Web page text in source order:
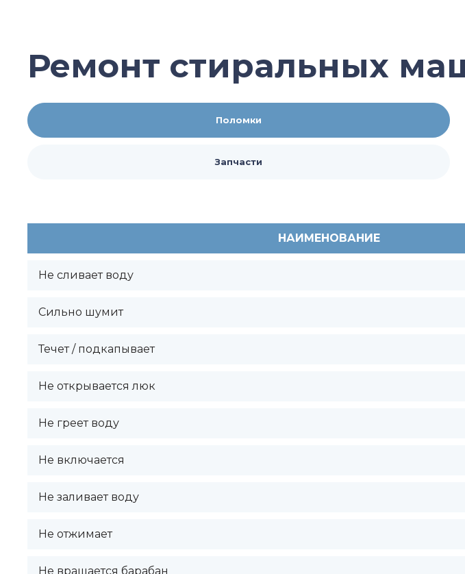
Ремонт стиральных
Поломки
Запчасти
НАИМЕНОВАНИЕ
Не сливает воду
Сильно шумит
Течет / подкапывает
Не открывается люк
Не греет воду
Не включается
Не заливает воду
Не отжимает
Не вращается барабан